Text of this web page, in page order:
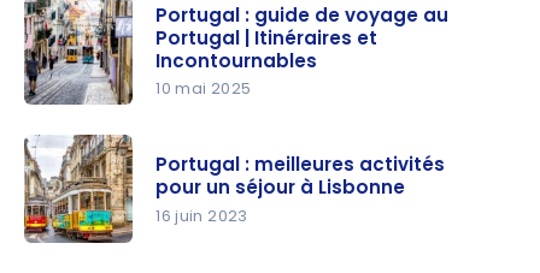
guide de
voyage au
Portugal |
Itinéraires
Portugal : guide de voyage au
Portugal | Itinéraires et
Incontournables
10 mai 2025
Portugal : meilleures activités
pour un séjour à Lisbonne
16 juin 2023